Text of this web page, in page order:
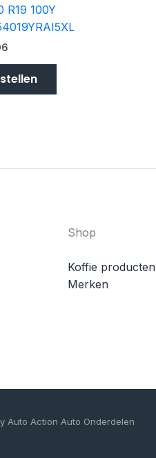
R19 100Y
Shop
Koffie producten
Merken
Auto Action Auto Onderdelen